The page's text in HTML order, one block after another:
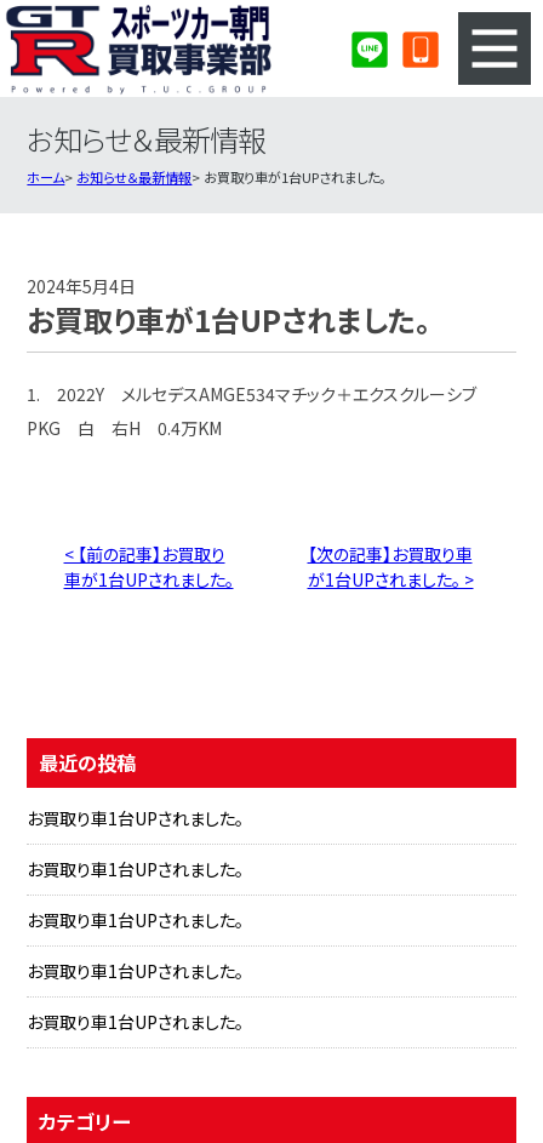
3ステップのカンタン査定
スポーツカー買取実績
お知らせ＆最新情報
ホーム お知らせ＆最新情報 お買取り車が1台UPされました。
2024年5月4日
お買取り車が1台UPされました。
1. 2022Y メルセデスAMGE534マチック＋エクスクルーシブ
PKG 白 右H 0.4万KM
< 【前の記事】お買取り
車が1台UPされました。
【次の記事】お買取り車
が1台UPされました。 >
最近の投稿
お買取り車1台UPされました。
お買取り車1台UPされました。
お買取り車1台UPされました。
お買取り車1台UPされました。
お買取り車1台UPされました。
カテゴリー